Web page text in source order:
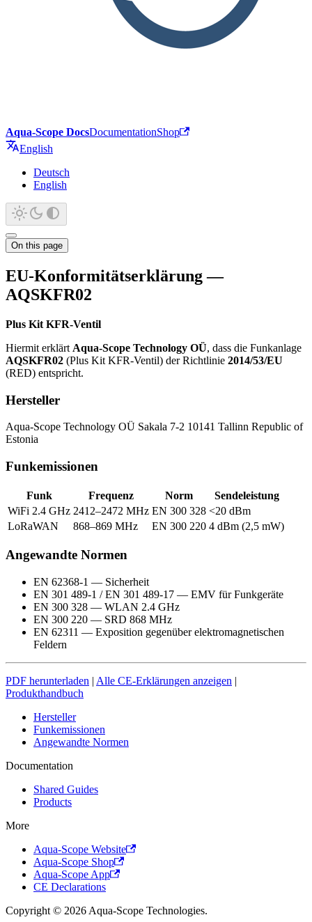
Aqua-Scope DocsDocumentationShop
English
Deutsch
English
On this page
EU-Konformitätserklärung —
AQSKFR02
Plus Kit KFR-Ventil
Hiermit erklärt Aqua-Scope Technology OÜ, dass die Funkanlage
AQSKFR02 (Plus Kit KFR-Ventil) der Richtlinie 2014/53/EU
(RED) entspricht.
Hersteller
Aqua-Scope Technology OÜ Sakala 7-2 10141 Tallinn Republic of
Estonia
Funkemissionen
Funk Frequenz Norm
Sendeleistung
WiFi 2.4 GHz 2412–2472 MHz EN 300 328 <20 dBm
LoRaWAN
868–869 MHz EN 300 220 4 dBm (2,5 mW)
Angewandte Normen
EN 62368-1 — Sicherheit
EN 301 489-1 / EN 301 489-17 — EMV für Funkgeräte
EN 300 328 — WLAN 2.4 GHz
EN 300 220 — SRD 868 MHz
EN 62311 — Exposition gegenüber elektromagnetischen
Feldern
PDF herunterladen | Alle CE-Erklärungen anzeigen |
Produkthandbuch
Hersteller
Funkemissionen
Angewandte Normen
Documentation
Shared Guides
Products
More
Aqua-Scope Website
Aqua-Scope Shop
Aqua-Scope App
CE Declarations
Copyright © 2026 Aqua-Scope Technologies.